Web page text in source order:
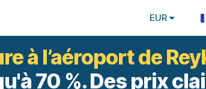
EUR
à l’aéroport de
70 %. Des prix